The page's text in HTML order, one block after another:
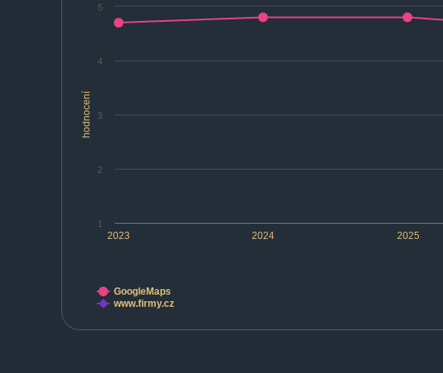
hodnocení
2023 2024 2025
1
2
3
4
5
GoogleMaps
www.firmy.cz